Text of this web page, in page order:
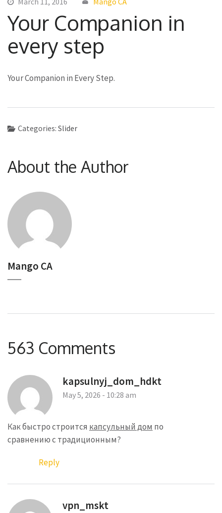
Your Companion in
every step
Your Companion in Every Step.
Categories: Slider
About the Author
Mango CA
563 Comments
kapsulnyj_dom_hdkt
May 5, 2026 - 10:28 am
Как быстро строится капсульный дом по
сравнению с традиционным?
Reply
vpn_mskt